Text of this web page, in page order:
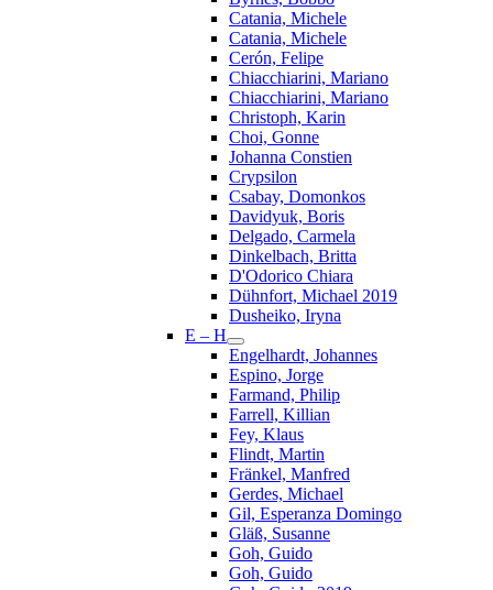
Catania, Michele
Catania, Michele
Cerón, Felipe
Chiacchiarini, Mariano
Chiacchiarini, Mariano
Christoph, Karin
Choi, Gonne
Johanna Constien
Crypsilon
Csabay, Domonkos
Davidyuk, Boris
Delgado, Carmela
Dinkelbach, Britta
D'Odorico Chiara
Dühnfort, Michael 2019
Dusheiko, Iryna
E – H
Engelhardt, Johannes
Espino, Jorge
Farmand, Philip
Farrell, Killian
Fey, Klaus
Flindt, Martin
Fränkel, Manfred
Gerdes, Michael
Gil, Esperanza Domingo
Gläß, Susanne
Goh, Guido
Goh, Guido